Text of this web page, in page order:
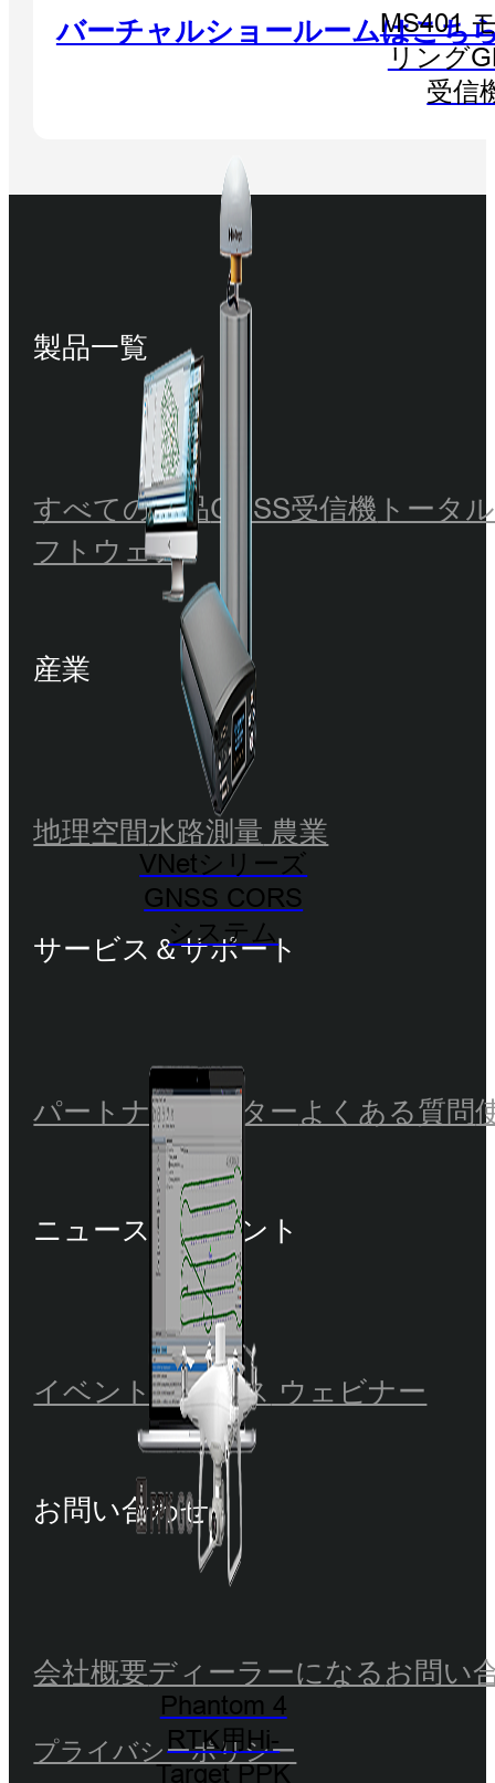
MS401
リング
受信
VNetシリーズ
GNSS CORS
システム
Phantom 4
RTK用Hi-
Target PPK
バーチャルショールームはこち
製品一覧
すべての製品GNSS受信機 トータ
フトウェア
産業
地理空間水路測量 農業
サービス＆サポート
パートナーセンターよくある質問
ニュース＆イベント
イベントニュース ウェビナー
お問い合わせ
会社概要ディーラーになるお問い
プライバシーポリシー